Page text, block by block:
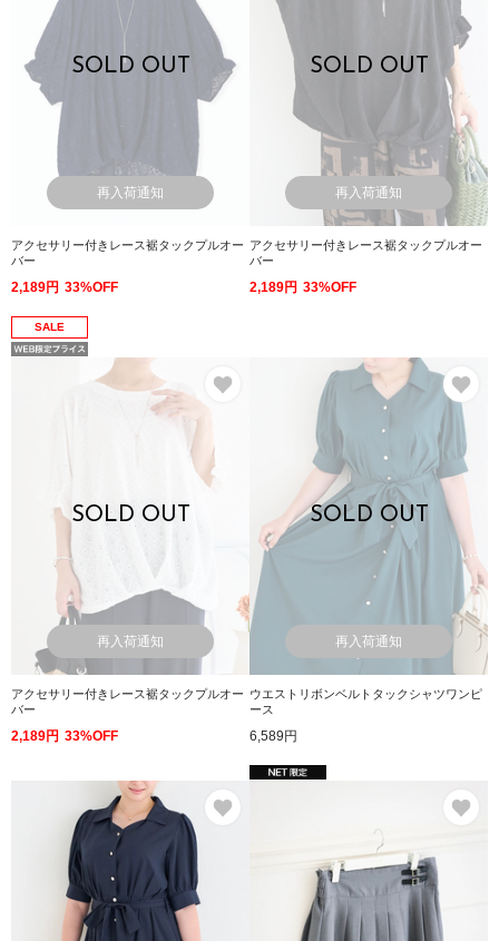
SOLD OUT
再入荷通知
アクセサリー付きレース裾タックプルオー
バー
2,189円 33%OFF
SOLD OUT
再入荷通知
アクセサリー付きレース裾タックプルオー
バー
2,189円 33%OFF
SALE
SOLD OUT
再入荷通知
アクセサリー付きレース裾タックプルオー
バー
2,189円 33%OFF
SOLD OUT
再入荷通知
ウエストリボンベルトタックシャツワンピ
ース
6,589円